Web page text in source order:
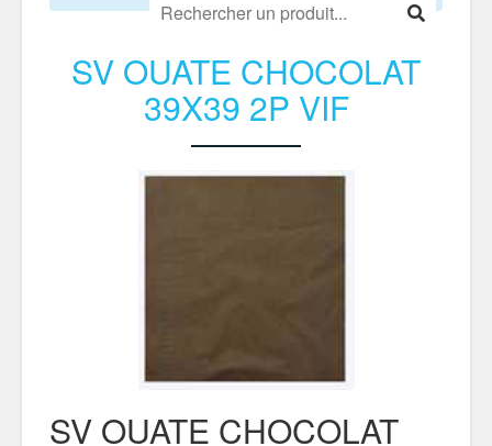
SV OUATE CHOCOLAT
39X39 2P VIF
SV OUATE CHOCOLAT